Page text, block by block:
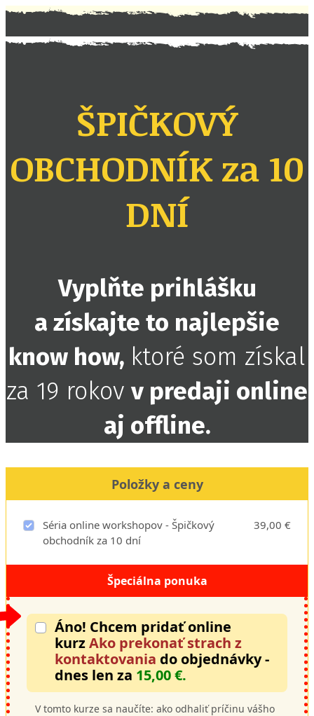
ŠPIČKOVÝ
OBCHODNÍK za 10
DNÍ
Vyplňte prihlášku
a získajte to najlepšie
know how, ktoré som získal
za 19 rokov v predaji online
aj offline.
Položky a ceny
Séria online workshopov - Špičkový
obchodník za 10 dní
39,00 €
Špeciálna ponuka
Áno! Chcem pridať online
kurzAko prekonať strach z
kontaktovania do objednávky -
dnes len za 15,00 €.
V tomto kurze sa naučíte: ako odhaliť príčinu vášho